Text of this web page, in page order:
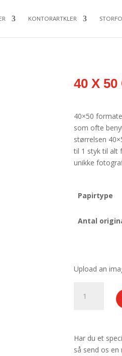
KONTORARTKLER
40 X 50
40×50
som ofte
størrelsen
til 1 styk til alt
unikke
Papirtype
Antal
Upload an
antal
Har du et
så send os en